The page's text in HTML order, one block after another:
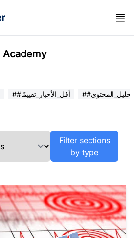
Academy
##أقل_الأخبار_تقييمًا ##تحليل_المحتوى
Filter sections
by type